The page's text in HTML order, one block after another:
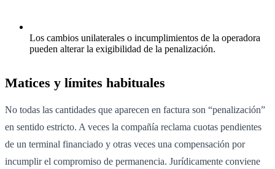
Los cambios unilaterales o incumplimientos de la operadora
pueden alterar la exigibilidad de la penalización.
Matices y límites habituales
No todas las cantidades que aparecen en factura son “penalización”
en sentido estricto. A veces la compañía reclama cuotas pendientes
de un terminal financiado y otras veces una compensación por
incumplir el compromiso de permanencia. Jurídicamente conviene